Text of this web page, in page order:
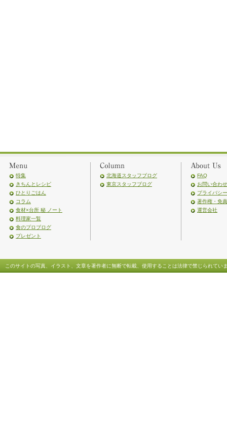
特集
きちんとレシピ
ひとりごはん
コラム
食材×台所 秘 ノート
料理家一覧
食のプロブログ
プレゼント
北海道スタッフブログ
東京スタッフブログ
FAQ
お問い合わせ
プライバシ
著作権・免
運営会社
このサイトの写真、イラスト、文章を著作者に無断で転載、使用することは法律で禁じられてい